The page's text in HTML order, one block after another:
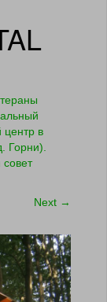
центр в
Горни).
Next →